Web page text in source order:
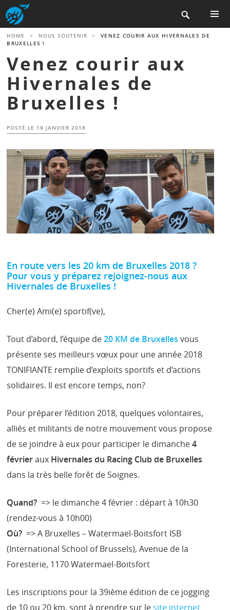
Aller
au
contenu
principal

MENU
HOME > NOUS SOUTENIR >
VENEZ COURIR AUX HIVERNALES DE
BRUXELLES !
Venez courir aux
Hivernales de
Bruxelles !
POSTÉ LE 19 JANVIER 2018
En route vers les 20 km de Bruxelles 2018 ?
Pour vous y préparez rejoignez-nous aux
Hivernales de Bruxelles !
Cher(e) Ami(e) sportif(ve),
Tout d’abord, l’équipe de20 KM de Bruxelles vous
présente ses meilleurs vœux pour une année 2018
TONIFIANTE remplie d’exploits sportifs et d’actions
solidaires. Il est encore temps, non?
Pour préparer l’édition 2018, quelques volontaires,
alliés et militants de notre mouvement vous propose
de se joindre à eux pour participer le dimanche4
févrieraux Hivernales du Racing Club de Bruxelles
dans la très belle forêt de Soignes.
Quand? => le dimanche 4 février : départ à 10h30
(rendez-vous à 10h00)
Où? => A Bruxelles – Watermael-Boitsfort ISB
(International School of Brussels), Avenue de la
Foresterie, 1170 Watermael-Boitsfort
Les inscriptions pour la 39ième édition de ce jogging
de 10 ou 20 km, sont à prendre sur le site internet